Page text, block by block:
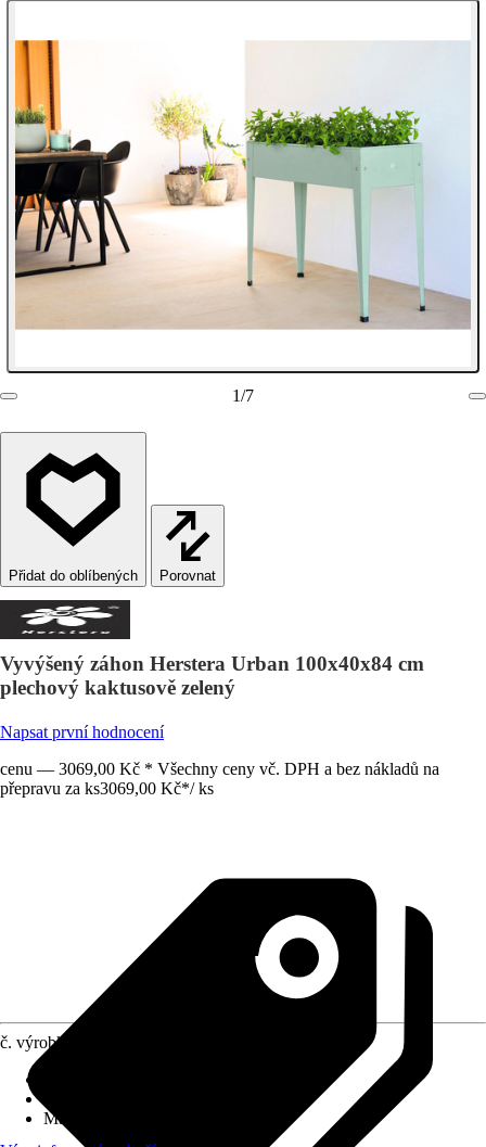
1/7
Porovnat
Vyvýšený záhon Herstera Urban 100x40x84 cm
plechový kaktusově zelený
Napsat první hodnocení
cenu — 3069,00 Kč * Všechny ceny vč. DPH a bez nákladů na
přepravu za ks3069,00 Kč*/ ks
č. výrobku
Materiál